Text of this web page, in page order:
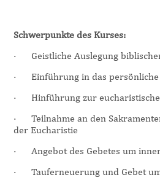
Schwerpunkte des Kurses:
·
Geistliche Auslegung
·
Einführung in das
·
Hinführung zur
·
Teilnahme an den
der Eucharistie
·
Angebot des Gebetes um
·
Tauferneuerung und Gebet